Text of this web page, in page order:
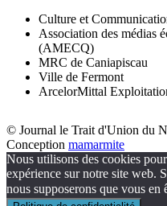
Culture et
Association des médias
(AMECQ)
MRC de Caniapiscau
Ville de Fermont
ArcelorMittal
© Journal le Trait d'Union du
Conception mamarmite
Nous utilisons des cookies
expérience sur notre site web.
nous supposerons que vous en